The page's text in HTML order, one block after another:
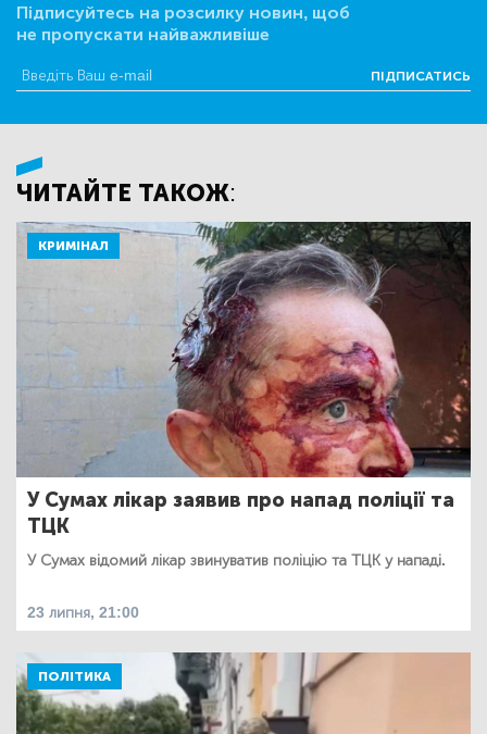
Підписуйтесь на розсилку новин, щоб
не пропускати найважливіше
ПІДПИСАТИСЬ
ЧИТАЙТЕ ТАКОЖ:
КРИМІНАЛ
У Сумах лікар заявив про напад поліції та
ТЦК
У Сумах відомий лікар звинуватив поліцію та ТЦК у нападі.
23 липня, 21:00
ПОЛІТИКА